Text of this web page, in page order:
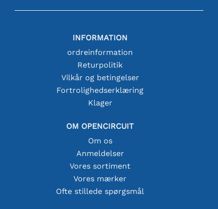
INFORMATION
ordreinformation
Returpolitik
Vilkår og betingelser
Fortrolighedserklæring
Klager
OM OPENCIRCUIT
Om os
Anmeldelser
Vores sortiment
Vores mærker
Ofte stillede spørgsmål